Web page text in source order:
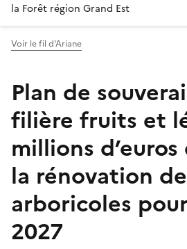
la Forêt région Grand Est
Voir le fil d'Ariane
Plan de
filière fruits et
millions
la rénovation
arboricoles
2027